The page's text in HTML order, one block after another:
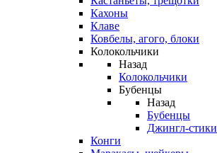
Кахоны
Клаве
Ковбелы, агого, блоки
Колокольчики
Назад
Колокольчики
Бубенцы
Назад
Бубенцы
Джингл-стики
Конги